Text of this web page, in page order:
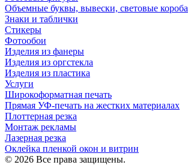
Объемные буквы, вывески, световые короба
Знаки и таблички
Стикеры
Фотообои
Изделия из фанеры
Изделия из оргстекла
Изделия из пластика
Услуги
Широкоформатная печать
Прямая УФ-печать на жестких материалах
Плоттерная резка
Монтаж рекламы
Лазерная резка
Оклейка пленкой окон и витрин
© 2026 Все права защищены.